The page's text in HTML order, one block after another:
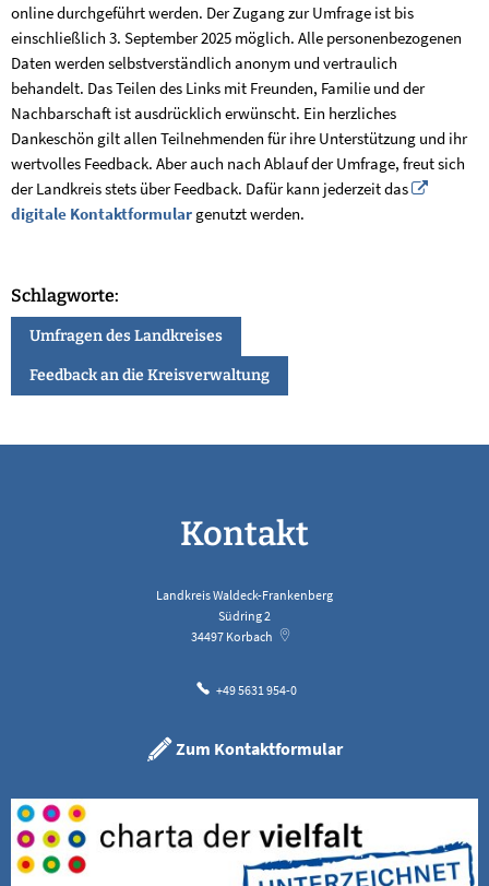
online durchgeführt werden. Der Zugang zur Umfrage ist bis
einschließlich 3. September 2025 möglich. Alle personenbezogenen
Daten werden selbstverständlich anonym und vertraulich
behandelt. Das Teilen des Links mit Freunden, Familie und der
Nachbarschaft ist ausdrücklich erwünscht. Ein herzliches
Dankeschön gilt allen Teilnehmenden für ihre Unterstützung und ihr
wertvolles Feedback. Aber auch nach Ablauf der Umfrage, freut sich
der Landkreis stets über Feedback. Dafür kann jederzeit das
digitale Kontaktformular genutzt werden.
Schlagworte:
Umfragen des Landkreises
Feedback an die Kreisverwaltung
Kontakt
Landkreis Waldeck-Frankenberg
Südring 2
34497 Korbach
+49 5631 954-0
Zum Kontaktformular